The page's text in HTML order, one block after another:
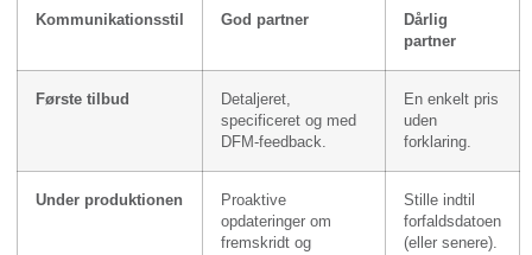
Kommunikationsstil God partner
Dårlig
partner
Første tilbud
Detaljeret,
specificeret og med
DFM-feedback.
En enkelt pris
uden
forklaring.
Under produktionen
Proaktive
opdateringer om
fremskridt og
Stille indtil
forfaldsdatoen
(eller senere).